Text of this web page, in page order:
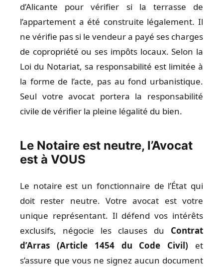
d’Alicante pour vérifier si la terrasse de
l’appartement a été construite légalement. Il
ne vérifie pas si le vendeur a payé ses charges
de copropriété ou ses impôts locaux. Selon la
Loi du Notariat, sa responsabilité est limitée à
la forme de l’acte, pas au fond urbanistique.
Seul votre avocat portera la responsabilité
civile de vérifier la pleine légalité du bien.
Le Notaire est neutre, l’Avocat
est à VOUS
Le notaire est un fonctionnaire de l’État qui
doit rester neutre. Votre avocat est votre
unique représentant. Il défend vos intérêts
exclusifs, négocie les clauses du Contrat
d’Arras (Article 1454 du Code Civil) et
s’assure que vous ne signez aucun document